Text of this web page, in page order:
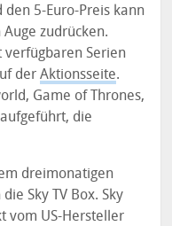
den 5-Euro-Preis kann
zudrücken.
verfügbaren Serien
derAktionsseite.
Game of Thrones,
die
dreimonatigen
Sky TV Box. Sky
vom US-Hersteller